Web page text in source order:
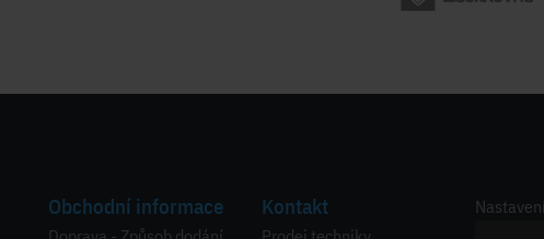
Obchodní informace Kontakt